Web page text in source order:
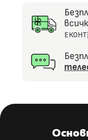
ЕКОНТ)